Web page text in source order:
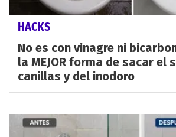
HACKS
No es con vinagre ni
la MEJOR forma de sacar el
canillas y del inodoro